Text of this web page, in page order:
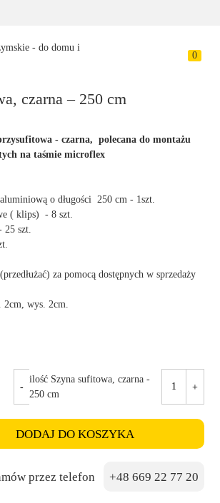
0
czarna – 250 cm
- czarna, polecana do montażu
na taśmie microflex
o długości 250 cm - 1szt.
( klips) - 8 szt.
25 szt.
za pomocą dostępnych w sprzedaży
2cm, wys. 2cm.
-
ilość Szyna sufitowa, czarna -
250 cm
+
DODAJ DO KOSZYKA
+48 669 22 77 20